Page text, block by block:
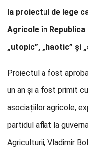
la proiectul de lege
Agricole în
„utopic”, „haotic” și
Proiectul a fost
un an și a fost primit
asociațiilor agricole,
partidul aflat la
Agriculturii, Vladimir